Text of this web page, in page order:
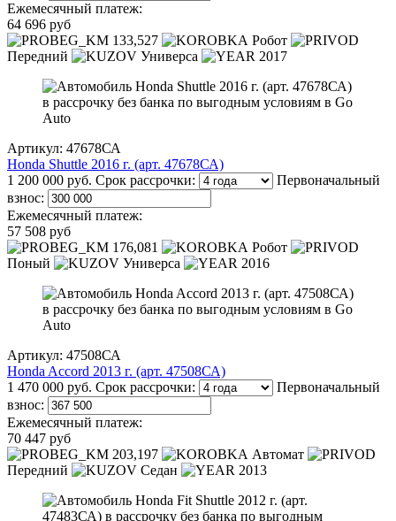
Ежемесячный платеж:
64 696 руб
133,527
Робот
Передний
Универса 2017
Артикул: 47678СА
Honda Shuttle 2016 г. (арт. 47678СА)
1 200 000 руб. Срок рассрочки:
Первоначальный
взнос:
Ежемесячный платеж:
57 508 руб
176,081
Робот
Поный
Универса 2016
Артикул: 47508СА
Honda Accord 2013 г. (арт. 47508СА)
1 470 000 руб. Срок рассрочки:
Первоначальный
взнос:
Ежемесячный платеж:
70 447 руб
203,197
Автомат
Передний
Седан 2013